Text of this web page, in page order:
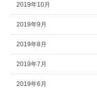
2019年10月
2019年9月
2019年8月
2019年7月
2019年6月